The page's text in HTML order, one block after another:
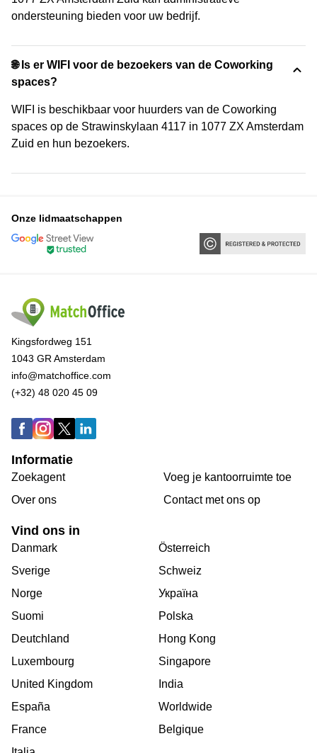
ondersteuning bieden voor uw bedrijf.
🌐 Is er WIFI voor de bezoekers van de Coworking
spaces?
WIFI is beschikbaar voor huurders van de Coworking
spaces op de Strawinskylaan 4117 in 1077 ZX Amsterdam
Zuid en hun bezoekers.
Onze lidmaatschappen
Kingsfordweg 151
1043 GR Amsterdam
info@matchoffice.com
(+32) 48 020 45 09
Informatie
Zoekagent
Over ons
Voeg je kantoorruimte toe
Сontact met ons op
Vind ons in
Danmark
Sverige
Norge
Suomi
Deutchland
Luxembourg
United Kingdom
España
France
Österreich
Schweiz
Україна
Polska
Hong Kong
Singapore
India
Worldwide
Belgique